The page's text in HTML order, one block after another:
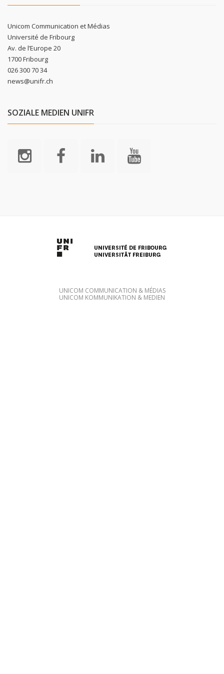
Unicom Communication et Médias
Université de Fribourg
Av. de l’Europe 20
1700 Fribourg
026 300 70 34
news@unifr.ch
SOZIALE MEDIEN UNIFR
UNICOM COMMUNICATION & MÉDIAS
UNICOM KOMMUNIKATION & MEDIEN